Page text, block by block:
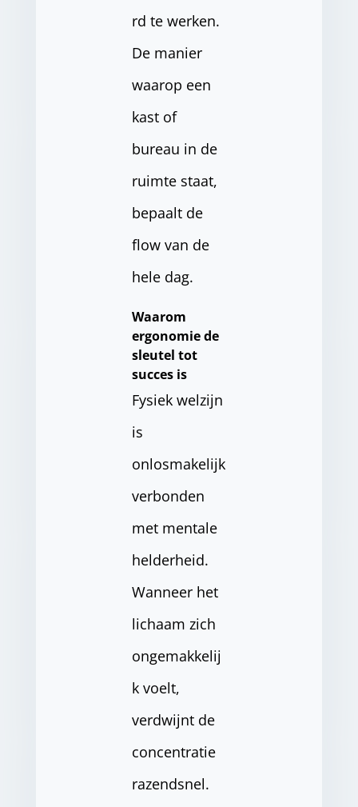
rd te werken.
De manier
waarop een
kast of
bureau in de
ruimte staat,
bepaalt de
flow van de
hele dag.
Waarom
ergonomie de
sleutel tot
succes is
Fysiek welzijn
is
onlosmakelijk
verbonden
met mentale
helderheid.
Wanneer het
lichaam zich
ongemakkelij
k voelt,
verdwijnt de
concentratie
razendsnel.